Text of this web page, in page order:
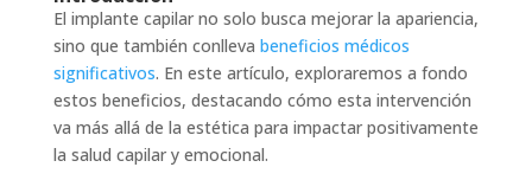
El implante capilar no solo busca mejorar la apariencia,
sino que también conlleva beneficios médicos
significativos. En este artículo, exploraremos a fondo
estos beneficios, destacando cómo esta intervención
va más allá de la estética para impactar positivamente
la salud capilar y emocional.